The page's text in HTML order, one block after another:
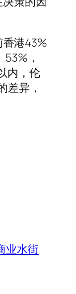
港43%
，
内，伦
差异，
业水街